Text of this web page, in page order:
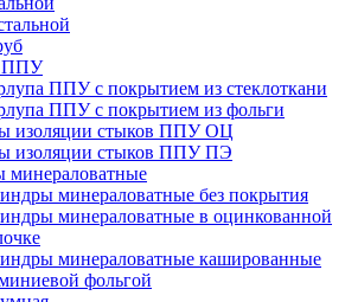
ППУ
ППУ с покрытием из стеклоткани
ППУ с покрытием из фольги
изоляции стыков ППУ ОЦ
изоляции стыков ППУ ПЭ
минераловатные без покрытия
минераловатные в оцинкованной
минераловатные кашированные
фольгой